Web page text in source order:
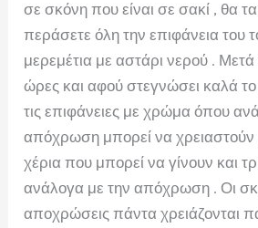
σε σκόνη που είναι σε σακί , θα τα
περάσετε όλη την επιφάνεια του
μερεμέτια με αστάρι νερού .
ώρες και αφού στεγνώσει καλά
τις επιφάνειες με χρώμα όπου
απόχρωση μπορεί να χρειαστούν
χέρια που μπορεί να γίνουν και
ανάλογα με την απόχρωση . Οι
αποχρώσεις πάντα χρειάζονται